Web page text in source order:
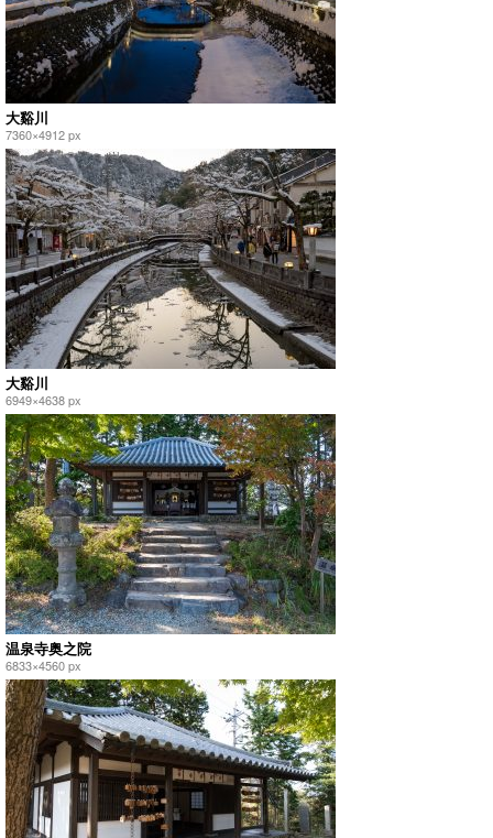
大谿川
7360×4912 px
大谿川
6949×4638 px
温泉寺奥之院
6833×4560 px